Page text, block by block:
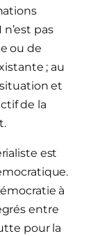
pas
ou de
; au
et
de la
est
à
entre
pour la